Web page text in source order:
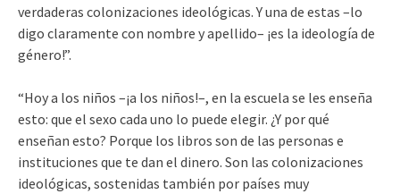
verdaderas colonizaciones ideológicas. Y una de estas –lo
digo claramente con nombre y apellido– ¡es la ideología de
género!”.
“Hoy a los niños –¡a los niños!–, en la escuela se les enseña
esto: que el sexo cada uno lo puede elegir. ¿Y por qué
enseñan esto? Porque los libros son de las personas e
instituciones que te dan el dinero. Son las colonizaciones
ideológicas, sostenidas también por países muy